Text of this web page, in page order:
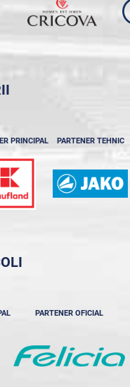
PRINCIPAL PARTENER TEHNIC
PARTENER OFICIAL